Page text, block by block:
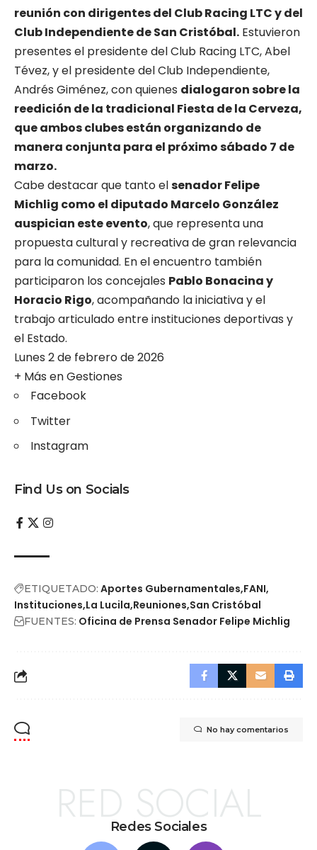
reunión con dirigentes del Club Racing LTC y del
Club Independiente de San Cristóbal. Estuvieron
presentes el presidente del Club Racing LTC, Abel
Tévez, y el presidente del Club Independiente,
Andrés Giménez, con quienes dialogaron sobre la
reedición de la tradicional Fiesta de la Cerveza,
que ambos clubes están organizando de
manera conjunta para el próximo sábado 7 de
marzo.
Cabe destacar que tanto elsenador Felipe
Michlig como el diputado Marcelo González
auspician este evento, que representa una
propuesta cultural y recreativa de gran relevancia
para la comunidad. En el encuentro también
participaron los concejales Pablo Bonacina y
Horacio Rigo, acompañando la iniciativa y el
trabajo articulado entre instituciones deportivas y
el Estado.
Lunes 2 de febrero de 2026
+ Más enGestiones
Facebook
Twitter
Instagram
Find Us on Socials
ETIQUETADO: Aportes Gubernamentales FANI
Instituciones La Lucila Reuniones San Cristóbal
FUENTES: Oficina de Prensa Senador Felipe Michlig
No hay comentarios
Redes Sociales
RED SOCIAL